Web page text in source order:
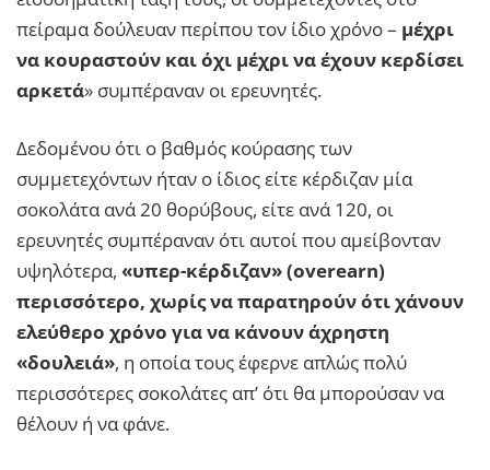
πείραμα δούλευαν περίπου τον ίδιο χρόνο – μέχρι
να κουραστούν και όχι μέχρι να έχουν κερδίσει
αρκετά» συμπέραναν οι ερευνητές.
Δεδομένου ότι ο βαθμός κούρασης των
συμμετεχόντων ήταν ο ίδιος είτε κέρδιζαν μία
σοκολάτα ανά 20 θορύβους, είτε ανά 120, οι
ερευνητές συμπέραναν ότι αυτοί που αμείβονταν
υψηλότερα, «υπερ-κέρδιζαν» (overearn)
περισσότερο, χωρίς να παρατηρούν ότι χάνουν
ελεύθερο χρόνο για να κάνουν άχρηστη
«δουλειά», η οποία τους έφερνε απλώς πολύ
περισσότερες σοκολάτες απ’ ότι θα μπορούσαν να
θέλουν ή να φάνε.